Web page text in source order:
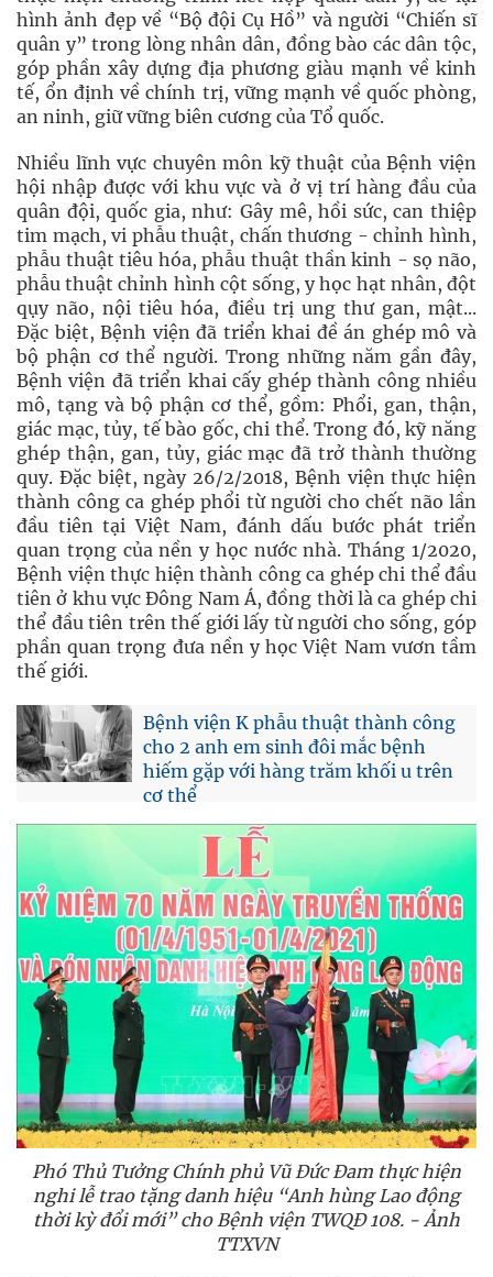
hình ảnh đẹp về “Bộ đội Cụ Hồ” và người “Chiến sĩ
quân y” trong lòng nhân dân, đồng bào các dân tộc,
góp phần xây dựng địa phương giàu mạnh về kinh
tế, ổn định về chính trị, vững mạnh về quốc phòng,
an ninh, giữ vững biên cương của Tổ quốc.
Nhiều lĩnh vực chuyên môn kỹ thuật của Bệnh viện
hội nhập được với khu vực và ở vị trí hàng đầu của
quân đội, quốc gia, như: Gây mê, hồi sức, can thiệp
tim mạch, vi phẫu thuật, chấn thương - chỉnh hình,
phẫu thuật tiêu hóa, phẫu thuật thần kinh - sọ não,
phẫu thuật chỉnh hình cột sống, y học hạt nhân, đột
qụy não, nội tiêu hóa, điều trị ung thư gan, mật...
Đặc biệt, Bệnh viện đã triển khai đề án ghép mô và
bộ phận cơ thể người. Trong những năm gần đây,
Bệnh viện đã triển khai cấy ghép thành công nhiều
mô, tạng và bộ phận cơ thể, gồm: Phổi, gan, thận,
giác mạc, tủy, tế bào gốc, chi thể. Trong đó, kỹ năng
ghép thận, gan, tủy, giác mạc đã trở thành thường
quy. Đặc biệt, ngày 26/2/2018, Bệnh viện thực hiện
thành công ca ghép phổi từ người cho chết não lần
đầu tiên tại Việt Nam, đánh dấu bước phát triển
quan trọng của nền y học nước nhà. Tháng 1/2020,
Bệnh viện thực hiện thành công ca ghép chi thể đầu
tiên ở khu vực Đông Nam Á, đồng thời là ca ghép chi
thể đầu tiên trên thế giới lấy từ người cho sống, góp
phần quan trọng đưa nền y học Việt Nam vươn tầm
thế giới.
Bệnh viện K phẫu thuật thành công
cho 2 anh em sinh đôi mắc bệnh
hiếm gặp với hàng trăm khối u trên
cơ thể
Phó Thủ Tưởng Chính phủ Vũ Đức Đam thực hiện
nghi lễ trao tặng danh hiệu “Anh hùng Lao động
thời kỳ đổi mới” cho Bệnh viện TWQĐ 108. - Ảnh
TTXVN